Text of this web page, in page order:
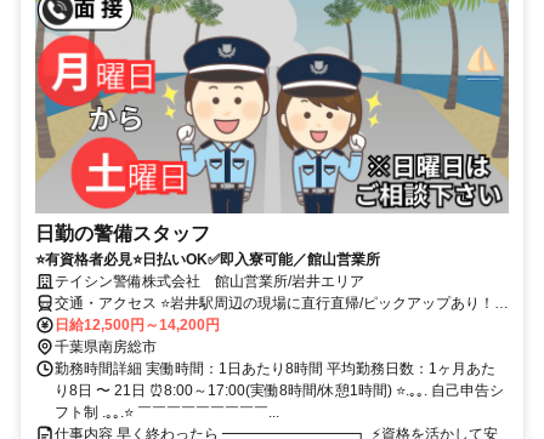
日勤の警備スタッフ
⭐有資格者必見⭐日払いOK✅即入寮可能／館山営業所
テイシン警備株式会社 館山営業所/岩井エリア
交通・アクセス ⭐岩井駅周辺の現場に直行直帰/ピックアップあり！移
動の心配は不要です♪
日給12,500円～14,200円
千葉県南房総市
勤務時間詳細 実働時間：1日あたり8時間 平均勤務日数：1ヶ月あた
り8日 〜 21日 ⏰8:00～17:00(実働8時間/休憩1時間) ⭐.｡｡. 自己申告シ
フト制 .｡｡.⭐ ￣￣￣￣￣￣￣￣￣...
仕事内容 早く終わったら ━━━━━━━━━┓ ⚡資格を活かして安